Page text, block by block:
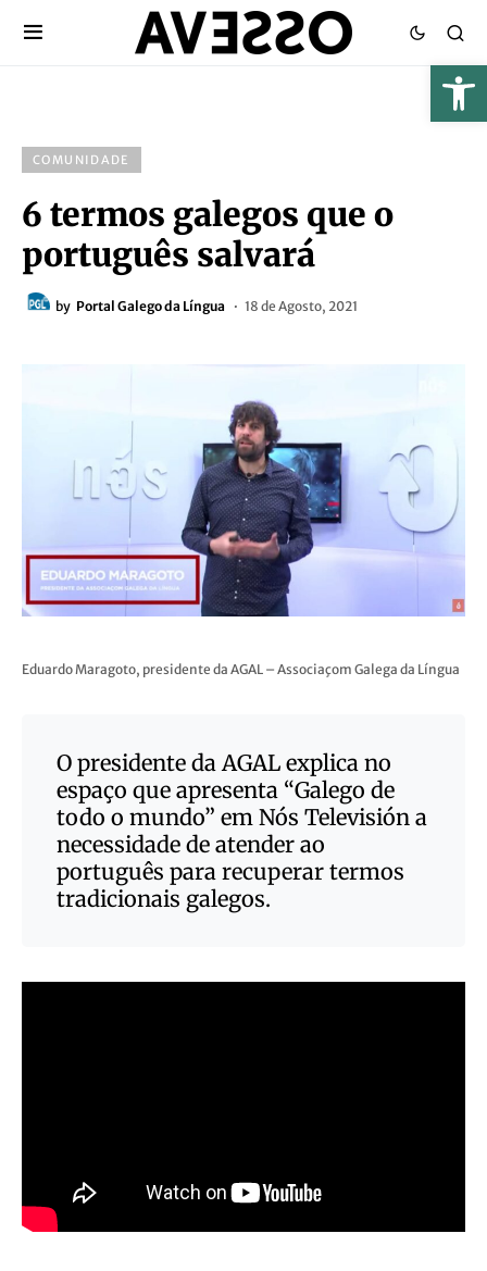
COMUNIDADE
6 termos galegos que o
português salvará
by Portal Galego da Língua 18 de Agosto, 2021
Eduardo Maragoto, presidente da AGAL – Associaçom Galega da Língua
O presidente da AGAL explica no
espaço que apresenta “Galego de
todo o mundo” em Nós Televisión a
necessidade de atender ao
português para recuperar termos
tradicionais galegos.